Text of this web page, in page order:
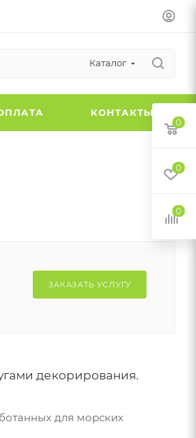
Каталог
КОНТАКТЫ
ЗАКАЗАТЬ УСЛУГУ
декорирования.
для морских
0
0
0